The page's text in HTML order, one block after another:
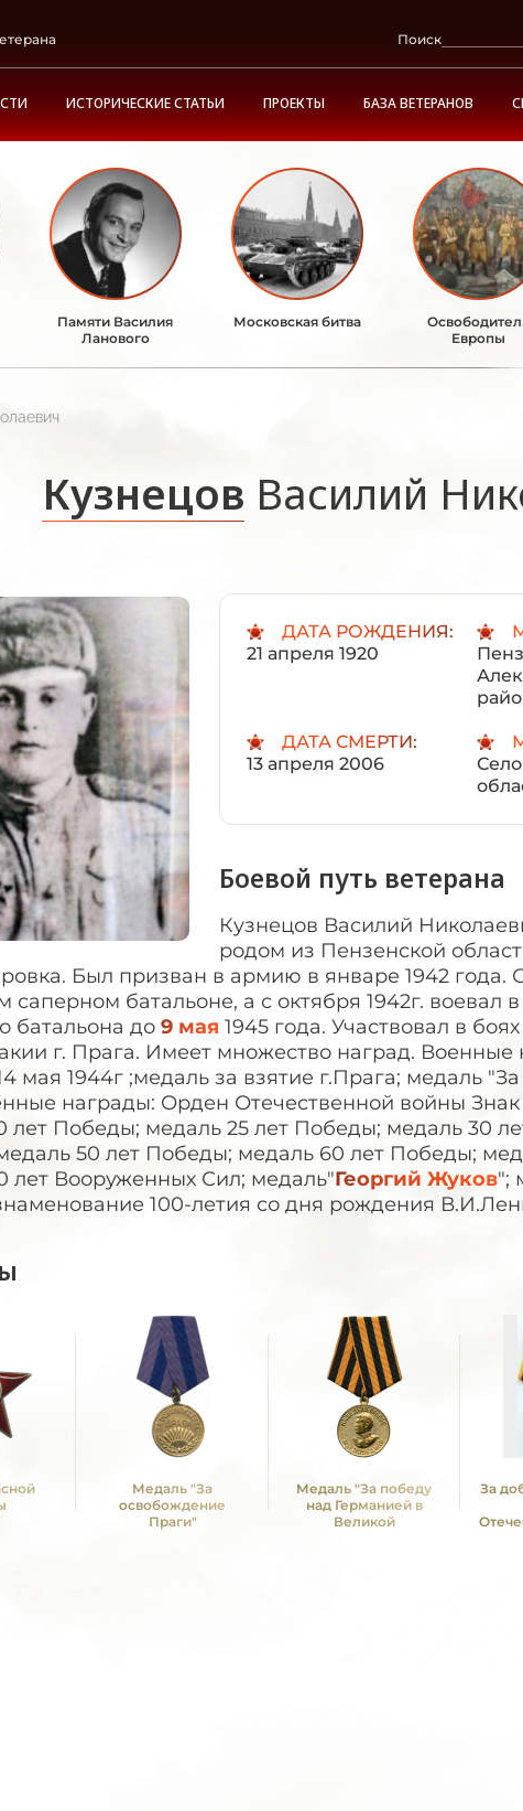
Поиск
ИСТОРИЧЕСКИЕ СТАТЬИ ПРОЕКТЫ БАЗА ВЕТЕРАНОВ
Памяти Василия
Ланового
Московская битва
Европы
Кузнецов Василий
ДАТА РОЖДЕНИЯ:
21 апреля 1920
ДАТА СМЕРТИ:
13 апреля 2006
Боевой путь ветерана
Кузнецов Василий
родом из Пензенской
Был призван в армию в январе 1942 года.
саперном батальоне, а с октября 1942г. воевал
батальона до 9 мая 1945 года. Участвовал в
г. Прага. Имеет множество наград.
мая 1944г ;медаль за взятие г.Прага; медаль
награды: Орден Отечественной войны Знак
лет Победы; медаль 25 лет Победы; медаль 30
50 лет Победы; медаль 60 лет Победы;
лет Вооруженных Сил; медаль"Георгий Жуков";
100-летия со дня рождения
Медаль "За
освобождение
Праги"
Медаль "За победу
над Германией в
Великой
За